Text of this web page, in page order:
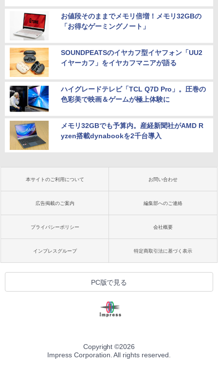
お値段そのままでメモリ倍増！メモリ32GBの
「お得なゲーミングノート」
SOUNDPEATSのイヤカフ型イヤフォン「UU2
イヤーカフ」をイヤカフマニアが語る
ハイグレードテレビ「TCL Q7D Pro」。圧巻の
色彩美で映画＆ゲームが極上体験に
メモリ32GBでも予算内。産経新聞社がAMD R
yzen搭載dynabookを2千台導入
本サイトのご利用について お問い合わせ
広告掲載のご案内 編集部へのご連絡
プライバシーポリシー 会社概要
インプレスグループ 特定商取引法に基づく表示
PC版で見る
Copyright ©2026
Impress Corporation. All rights reserved.